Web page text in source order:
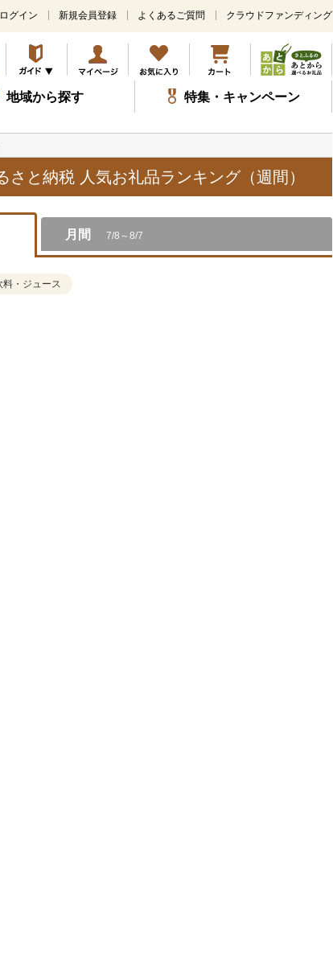
メ
ン
コ
ン
テ
ツ
キ
ッ
プ
ログイン 新規会員登録 よくあるご質問 クラウドファンディング
地域から探す 特集・キャンペーン
と納税 人気お礼品ランキング（週間）
月間 7/8～8/7
料・ジュース